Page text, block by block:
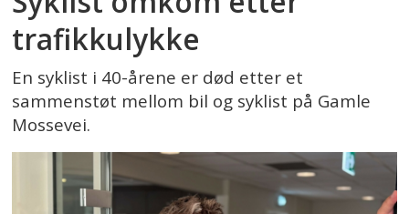
trafikkulykke
En syklist i 40-årene er død etter et
sammenstøt mellom bil og syklist på Gamle
Mossevei.